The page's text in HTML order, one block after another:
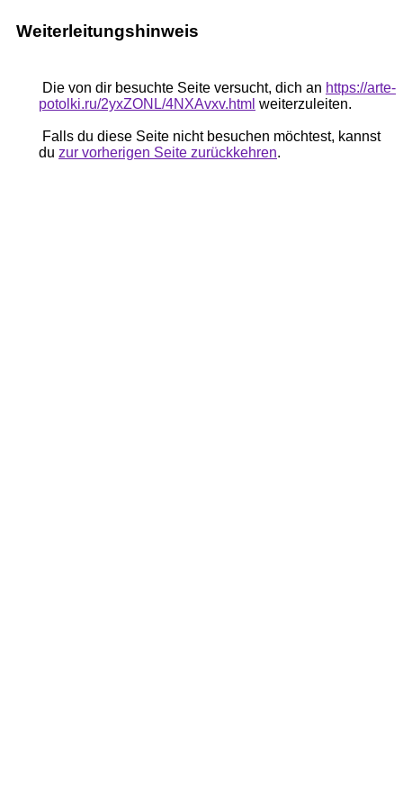
Weiterleitungshinweis
Die von dir besuchte Seite versucht, dich an https://arte-
potolki.ru/2yxZONL/4NXAvxv.html weiterzuleiten.
Falls du diese Seite nicht besuchen möchtest, kannst
du zur vorherigen Seite zurückkehren.